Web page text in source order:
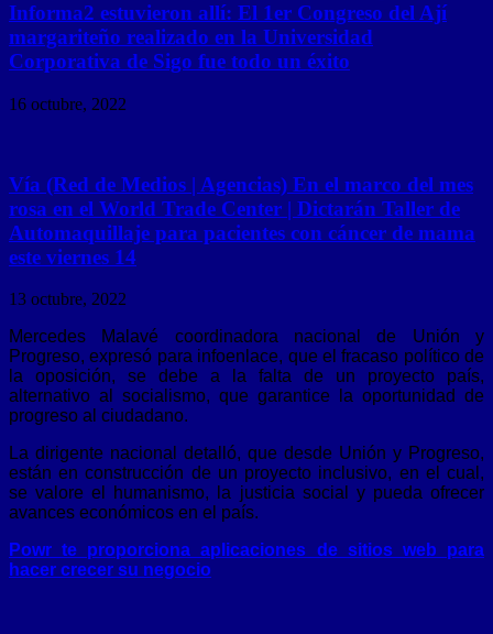
Informa2 estuvieron allí: El 1er Congreso del Ají
margariteño realizado en la Universidad
Corporativa de Sigo fue todo un éxito
16 octubre, 2022
Vía (Red de Medios | Agencias) En el marco del mes
rosa en el World Trade Center | Dictarán Taller de
Automaquillaje para pacientes con cáncer de mama
este viernes 14
13 octubre, 2022
Mercedes Malavé coordinadora nacional de Unión y
Progreso, expresó para infoenlace, que el fracaso político de
la oposición, se debe a la falta de un proyecto país,
alternativo al socialismo, que garantice la oportunidad de
progreso al ciudadano.
La dirigente nacional detalló, que desde Unión y Progreso,
están en construcción de un proyecto inclusivo, en el cual,
se valore el humanismo, la justicia social y pueda ofrecer
avances económicos en el país.
Powr te proporciona aplicaciones de sitios web para
hacer crecer su negocio